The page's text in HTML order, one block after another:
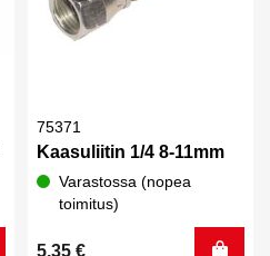
75371
Kaasuliitin 1/4 8-11mm
Varastossa (nopea
toimitus)
5,35 €